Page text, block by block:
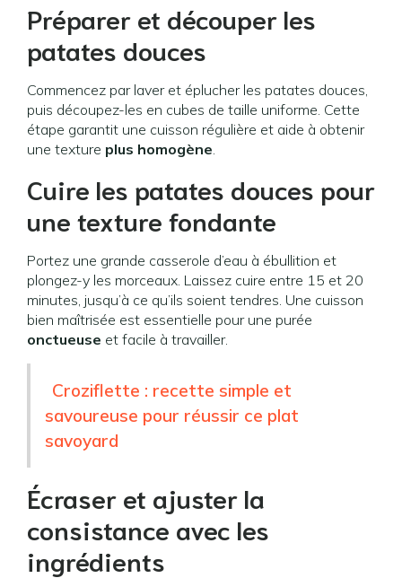
Préparer et découper les
patates douces
Commencez par laver et éplucher les patates douces,
puis découpez-les en cubes de taille uniforme. Cette
étape garantit une cuisson régulière et aide à obtenir
une texture plus homogène.
Cuire les patates douces pour
une texture fondante
Portez une grande casserole d’eau à ébullition et
plongez-y les morceaux. Laissez cuire entre 15 et 20
minutes, jusqu’à ce qu’ils soient tendres. Une cuisson
bien maîtrisée est essentielle pour une purée
onctueuse et facile à travailler.
Croziflette : recette simple et
savoureuse pour réussir ce plat
savoyard
Écraser et ajuster la
consistance avec les
ingrédients